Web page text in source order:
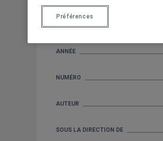
COLLECTION
ANNÉE
NUMÉRO
AUTEUR
SOUS LA DIRECTION DE
Préférences